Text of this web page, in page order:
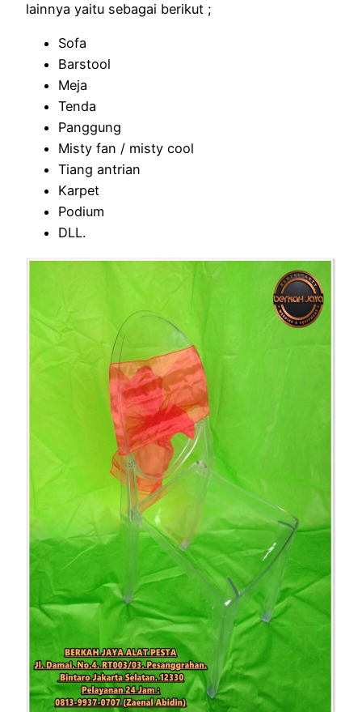
lainnya yaitu sebagai berikut ;
Sofa
Barstool
Meja
Tenda
Panggung
Misty fan / misty cool
Tiang antrian
Karpet
Podium
DLL.